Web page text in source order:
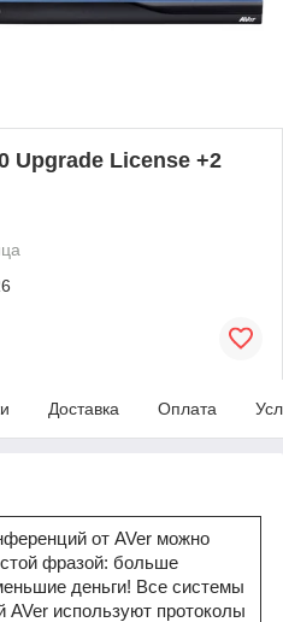
Upgrade License +2
Доставка Оплата
от AVer можно
фразой: больше
деньги! Все системы
AVer используют протоколы